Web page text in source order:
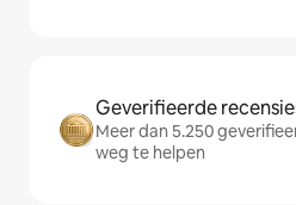
Geverifieerde
Meer dan 5.250
weg te helpen